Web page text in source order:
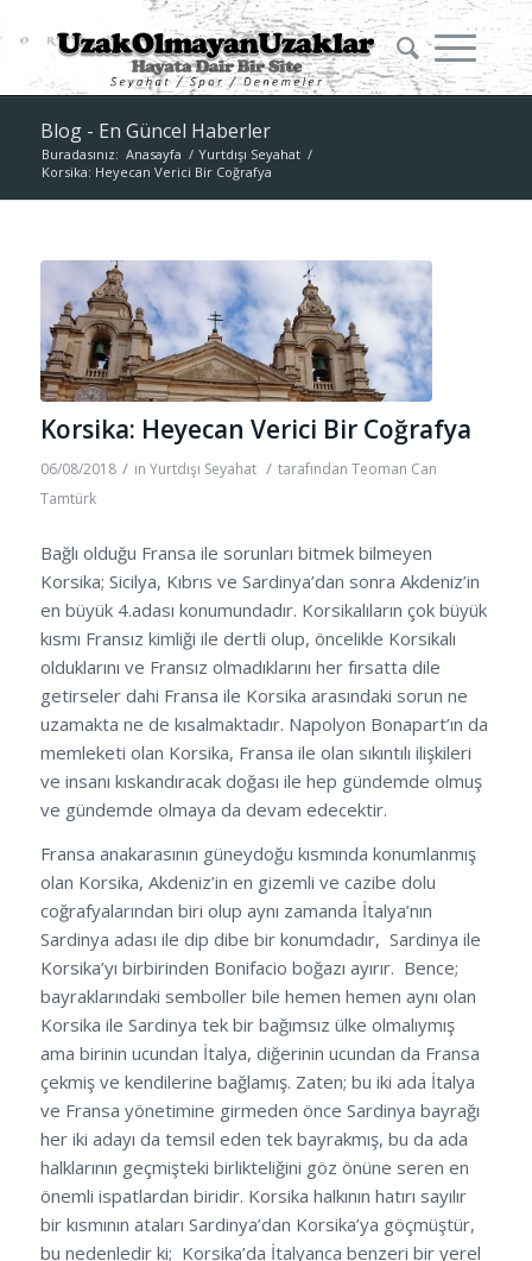
Blog - En Güncel Haberler
Buradasınız: Anasayfa / Yurtdışı Seyahat /
Korsika: Heyecan Verici Bir Coğrafya
Korsika: Heyecan Verici Bir Coğrafya
06/08/2018 / in Yurtdışı Seyahat / tarafından Teoman Can
Tamtürk
Bağlı olduğu Fransa ile sorunları bitmek bilmeyen
Korsika; Sicilya, Kıbrıs ve Sardinya’dan sonra Akdeniz’in
en büyük 4.adası konumundadır. Korsikalıların çok büyük
kısmı Fransız kimliği ile dertli olup, öncelikle Korsikalı
olduklarını ve Fransız olmadıklarını her fırsatta dile
getirseler dahi Fransa ile Korsika arasındaki sorun ne
uzamakta ne de kısalmaktadır. Napolyon Bonapart’ın da
memleketi olan Korsika, Fransa ile olan sıkıntılı ilişkileri
ve insanı kıskandıracak doğası ile hep gündemde olmuş
ve gündemde olmaya da devam edecektir.
Fransa anakarasının güneydoğu kısmında konumlanmış
olan Korsika, Akdeniz’in en gizemli ve cazibe dolu
coğrafyalarından biri olup aynı zamanda İtalya’nın
Sardinya adası ile dip dibe bir konumdadır, Sardinya ile
Korsika’yı birbirinden Bonifacio boğazı ayırır. Bence;
bayraklarındaki semboller bile hemen hemen aynı olan
Korsika ile Sardinya tek bir bağımsız ülke olmalıymış
ama birinin ucundan İtalya, diğerinin ucundan da Fransa
çekmiş ve kendilerine bağlamış. Zaten; bu iki ada İtalya
ve Fransa yönetimine girmeden önce Sardinya bayrağı
her iki adayı da temsil eden tek bayrakmış, bu da ada
halklarının geçmişteki birlikteliğini göz önüne seren en
önemli ispatlardan biridir. Korsika halkının hatırı sayılır
bir kısmının ataları Sardinya’dan Korsika’ya göçmüştür,
bu nedenledir ki; Korsika’da İtalyanca benzeri bir yerel